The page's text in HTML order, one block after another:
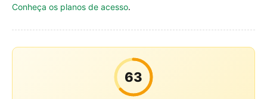
Conheça os planos de acesso.
63